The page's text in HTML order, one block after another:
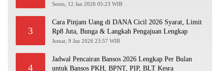
Senin, 12 Jan 2026 05:23 WIB
3
Cara Pinjam Uang di DANA Cicil 2026 Syarat, Limit
Rp8 Juta, Bunga & Langkah Pengajuan Lengkap
Jumat, 9 Jan 2026 23:57 WIB
4
Jadwal Pencairan Bansos 2026 Lengkap Per Bulan
untuk Bansos PKH, BPNT, PIP, BLT Kesra